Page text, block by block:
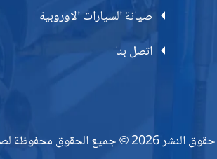
صيانة السيارات الاوروبية
اتصل بنا
حقوق النشر 2026 © جميع الحقوق محفوظة لصالح مركز صيانة سيارات بالرياض